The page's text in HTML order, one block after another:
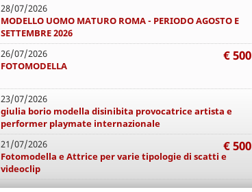
28/07/2026
MODELLO UOMO MATURO ROMA - PERIODO AGOSTO E
SETTEMBRE 2026
€ 500
26/07/2026
FOTOMODELLA
23/07/2026
giulia borio modella disinibita provocatrice artista e
performer playmate internazionale
€ 500
21/07/2026
Fotomodella e Attrice per varie tipologie di scatti e
videoclip